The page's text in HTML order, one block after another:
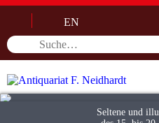
EN
Seltene und